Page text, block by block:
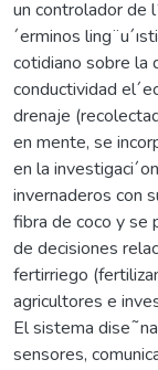
un controlador de
´erminos
cotidiano sobre la
conductividad
drenaje
en mente, se
en la
invernaderos con
fibra de coco y se
de decisiones
fertirriego
agricultores e
El sistema
sensores,